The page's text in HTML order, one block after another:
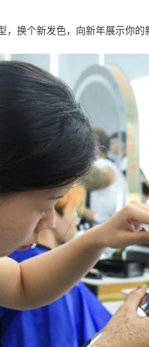
换个新发色，向新年展示你的